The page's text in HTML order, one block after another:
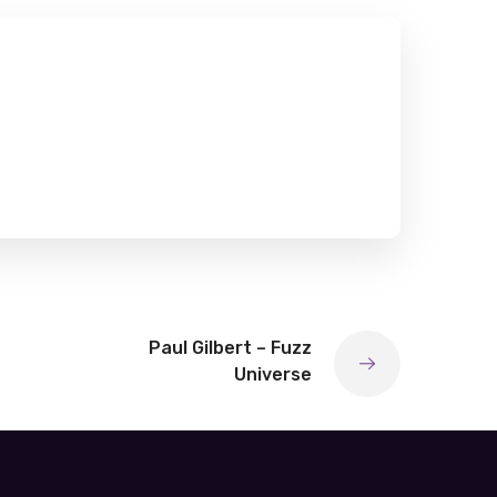
Paul Gilbert – Fuzz
Universe